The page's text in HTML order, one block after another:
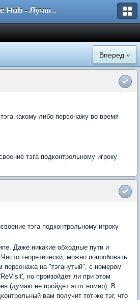
Life Hub - Лучшие компьютерные игры мира
Вперед »
какому-либо персонажу во время
тэга подконтрольному игроку
тэга подконтрольному игроку
Даже никакие обходные пути и
теоретически, можно попробовать
персонажа на "тэганутый", с номером
но произойдет ли при этом
(думаю не пройдет этот номер). В
вам получит тот-же тэг, что